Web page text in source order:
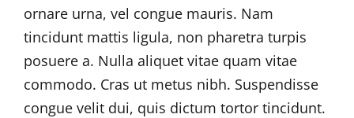
ornare urna, vel congue mauris. Nam
tincidunt mattis ligula, non pharetra turpis
posuere a. Nulla aliquet vitae quam vitae
commodo. Cras ut metus nibh. Suspendisse
congue velit dui, quis dictum tortor tincidunt.